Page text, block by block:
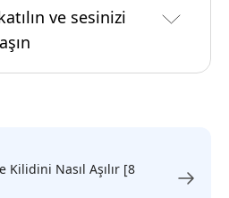
ve sesinizi
Kilidini Nasıl Aşılır [8